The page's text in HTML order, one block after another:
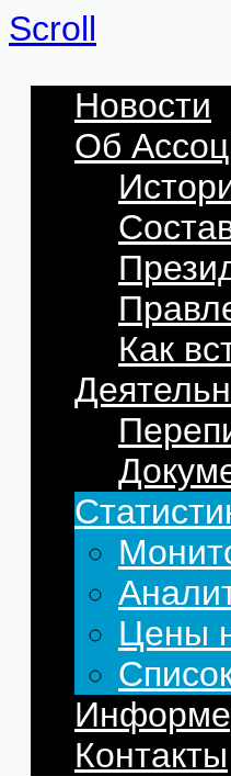
Scroll
Новости
Об
Как
Цены
Контакты